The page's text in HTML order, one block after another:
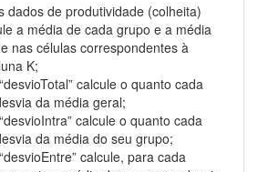
dados de produtividade (colheita)
a média de cada grupo e a média
nas células correspondentes à
K;
calcule o quanto cada
da média geral;
calcule o quanto cada
da média do seu grupo;
calcule, para cada